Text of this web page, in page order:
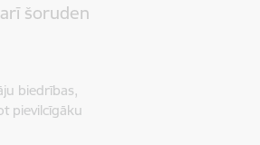
šoruden
biedrības,
pievilcīgāku